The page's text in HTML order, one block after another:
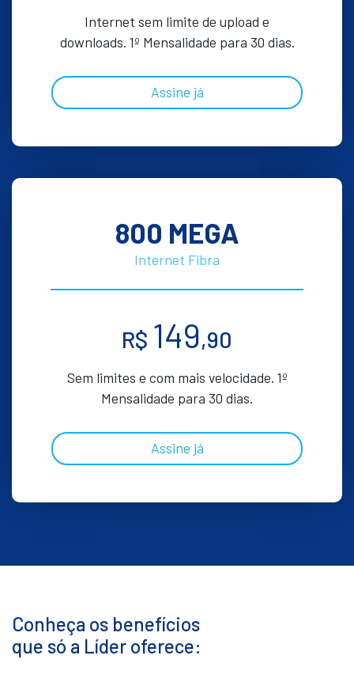
Internet sem limite de upload e
downloads. 1º Mensalidade para 30 dias.
Assine já
800 MEGA
Internet Fibra
R$ 149,90
Sem limites e com mais velocidade. 1º
Mensalidade para 30 dias.
Assine já
Conheça os benefícios
que só a Líder oferece: